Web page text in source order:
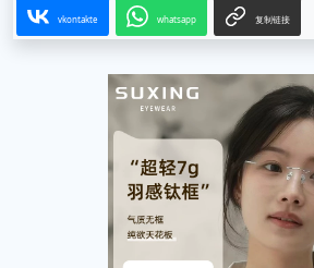
vkontakte whatsapp 复制链接